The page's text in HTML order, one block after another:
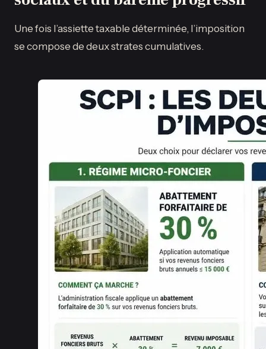
Une fois l’assiette taxable déterminée, l’imposition
se compose de deux strates cumulatives.